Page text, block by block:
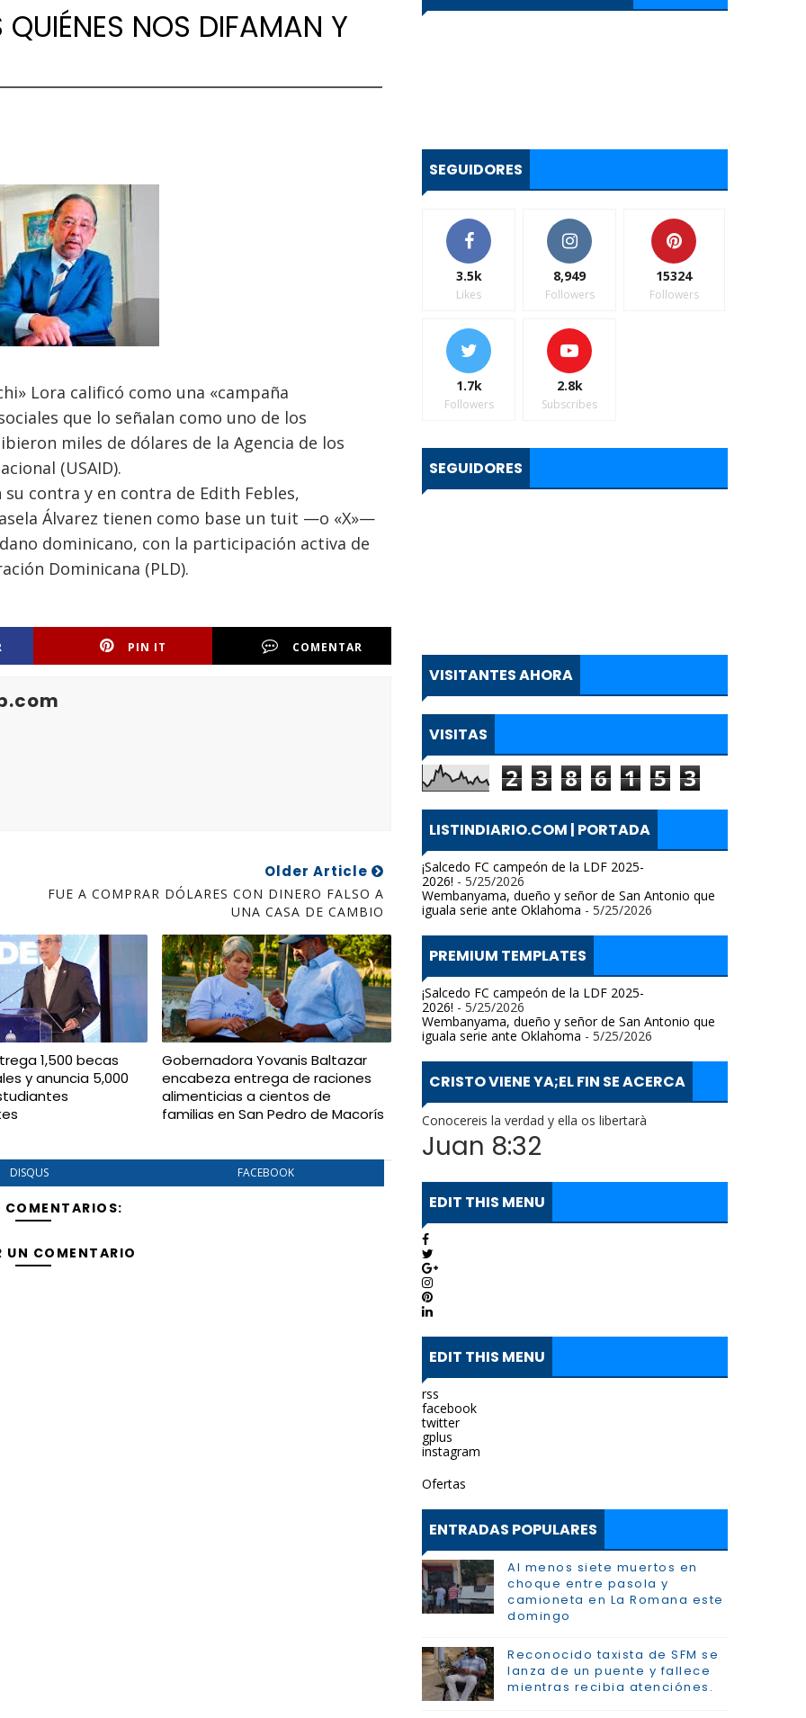
NOS DIFAMAN Y
Lora calificó como una «campaña
que lo señalan como uno de los
miles de dólares de la Agencia de los
(USAID).
su contra y en contra de Edith Febles,
Álvarez tienen como base un tuit —o «X»—
dominicano, con la participación activa de
Dominicana (PLD).
PIN IT COMENTAR
Older Article
FUE A COMPRAR DÓLARES CON DINERO FALSO A
UNA CASA DE CAMBIO
1,500 becas
y anuncia 5,000
Gobernadora Yovanis Baltazar
encabeza entrega de raciones
alimenticias a cientos de
familias en San Pedro de Macorís
DISQUS FACEBOOK
COMENTARIOS:
UN COMENTARIO
SEGUIDORES
3.5k
Likes
8,949
Followers
15324
Followers
1.7k
Followers
2.8k
Subscribes
SEGUIDORES
VISITANTES AHORA
VISITAS
2 3 8 6 1 5 3
LISTINDIARIO.COM | PORTADA
¡Salcedo FC campeón de la LDF 2025-
2026! - 5/25/2026
Wembanyama, dueño y señor de San Antonio que
iguala serie ante Oklahoma - 5/25/2026
PREMIUM TEMPLATES
¡Salcedo FC campeón de la LDF 2025-
2026! - 5/25/2026
Wembanyama, dueño y señor de San Antonio que
iguala serie ante Oklahoma - 5/25/2026
CRISTO VIENE YA;EL FIN SE ACERCA
Conocereis la verdad y ella os libertarà
Juan 8:32
EDIT THIS MENU
EDIT THIS MENU
rss
facebook
twitter
gplus
instagram
Ofertas
ENTRADAS POPULARES
Al menos siete muertos en
choque entre pasola y
camioneta en La Romana este
domingo
Reconocido taxista de SFM se
lanza de un puente y fallece
mientras recibia atenciónes.